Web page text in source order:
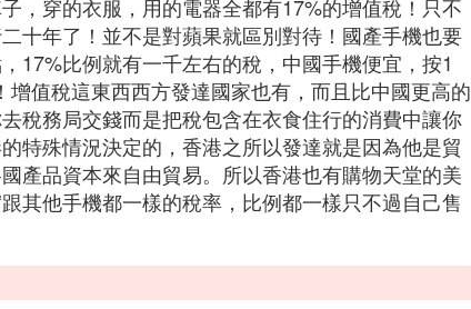
，穿的衣服，用的電器全都有17%的增值稅！只不
十年了！並不是對蘋果就區別對待！國產手機也要
17%比例就有一千左右的稅，中國手機便宜，按1
值稅這東西西方發達國家也有，而且比中國更高的
稅務局交錢而是把稅包含在衣食住行的消費中讓你
特殊情況決定的，香港之所以發達就是因為他是貿
產品資本來自由貿易。所以香港也有購物天堂的美
其他手機都一樣的稅率，比例都一樣只不過自己售